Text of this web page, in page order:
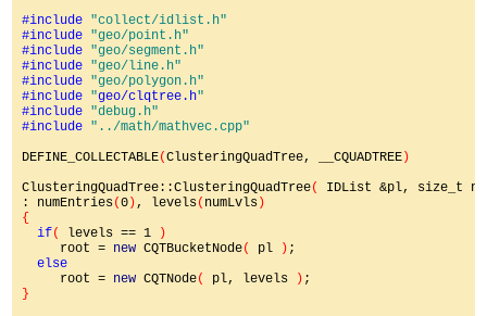
#include
#include
#include
#include
#include
#include "geo/clqtree.h
#include
#include "../math/mathvec.cpp"
DEFINE_COLLECTABLE(ClusteringQuadTree, __CQUADTREE )
ClusteringQuadTree::ClusteringQuadTree( IDList &pl, size_t
: numEntries(0 ), levels( numLvls )
{
if( levels == 1
)
root = new CQTBucketNode( pl ) ;
else
root = new CQTNode( pl, levels )
}